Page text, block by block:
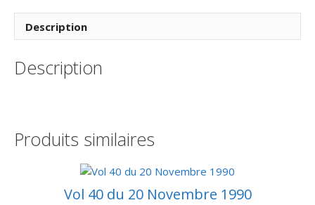
Décembre
C
-
9010589
Description
Description
Produits similaires
Vol 40 du 20 Novembre 1990